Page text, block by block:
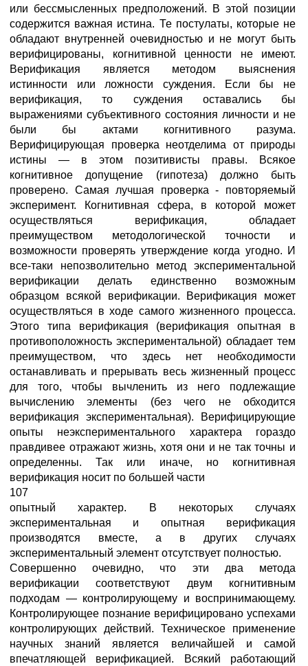
или бессмысленных предположений. В этой позиции
содержится важная истина. Те постулаты, которые не
обладают внутренней очевидностью и не могут быть
верифицированы, когнитивной ценности не имеют.
Верификация является методом выяснения
истинности или ложности суждения. Если бы не
верификация, то суждения оставались бы
выражениями субъективного состояния личности и не
были бы актами когнитивного разума.
Верифицирующая проверка неотделима от природы
истины — в этом позитивисты правы. Всякое
когнитивное допущение (гипотеза) должно быть
проверено. Самая лучшая проверка - повторяемый
эксперимент. Когнитивная сфера, в которой может
осуществляться верификация, обладает
преимуществом методологической точности и
возможности проверять утверждение когда угодно. И
все-таки непозволительно метод экспериментальной
верификации делать единственно возможным
образцом всякой верификации. Верификация может
осуществляться в ходе самого жизненного процесса.
Этого типа верификация (верификация опытная в
противоположность экспериментальной) обладает тем
преимуществом, что здесь нет необходимости
останавливать и прерывать весь жизненный процесс
для того, чтобы вычленить из него подлежащие
вычислению элементы (без чего не обходится
верификация экспериментальная). Верифицирующие
опыты неэкспериментального характера гораздо
правдивее отражают жизнь, хотя они и не так точны и
определенны. Так или иначе, но когнитивная
верификация носит по большей части
107
опытный характер. В некоторых случаях
экспериментальная и опытная верификация
производятся вместе, а в других случаях
экспериментальный элемент отсутствует полностью.
Совершенно очевидно, что эти два метода
верификации соответствуют двум когнитивным
подходам — контролирующему и воспринимающему.
Контролирующее познание верифицировано успехами
контролирующих действий. Техническое применение
научных знаний является величайшей и самой
впечатляющей верификацией. Всякий работающий